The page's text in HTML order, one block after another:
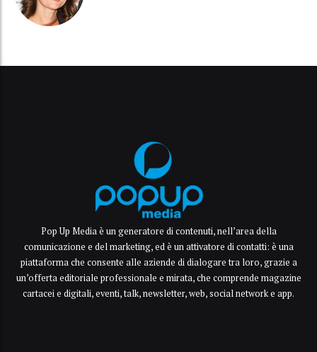
Pop Up Media è un generatore di contenuti, nell’area della
comunicazione e del marketing, ed è un attivatore di contatti: è una
piattaforma che consente alle aziende di dialogare tra loro, grazie a
un’offerta editoriale professionale e mirata, che comprende magazine
cartacei e digitali, eventi, talk, newsletter, web, social network e app.